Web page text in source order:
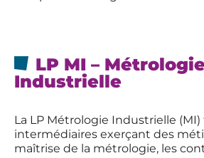
LP MI –
Industrielle
La LP Métrologie Industrielle
intermédiaires exerçant des
maîtrise de la métrologie, les